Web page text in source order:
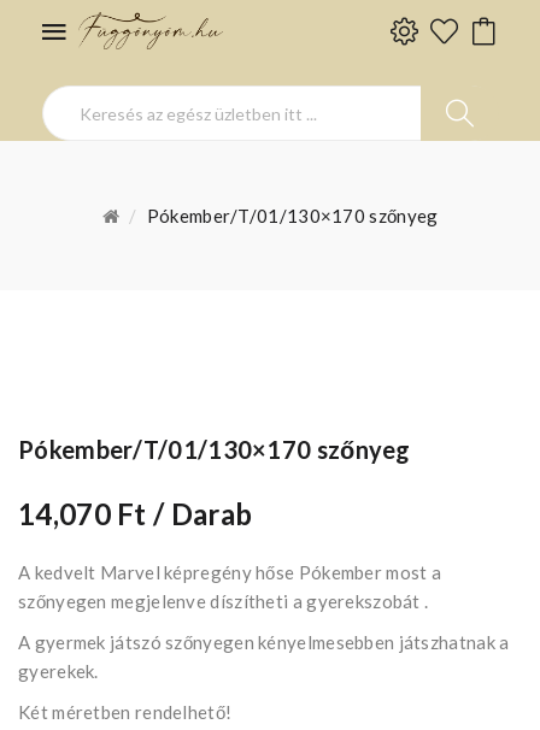
Pókember/T/01/130×170 szőnyeg
Pókember/T/01/130×170 szőnyeg
14,070 Ft/ Darab
A kedvelt Marvel képregény hőse Pókember most a
szőnyegen megjelenve díszítheti a gyerekszobát .
A gyermek játszó szőnyegen kényelmesebben játszhatnak a
gyerekek.
Két méretben rendelhető!